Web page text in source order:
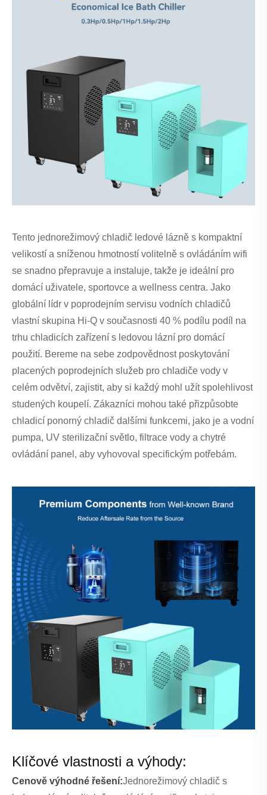
Tento jednorežimový chladič ledové lázně s kompaktní
velikostí a sníženou hmotností volitelně s ovládáním wifi
se snadno přepravuje a instaluje, takže je ideální pro
domácí uživatele, sportovce a wellness centra. Jako
globální lídr v poprodejním servisu vodních chladičů
vlastní skupina Hi-Q v současnosti 40 % podílu podíl na
trhu chladicích zařízení s ledovou lázní pro domácí
použití. Bereme na sebe zodpovědnost poskytování
placených poprodejních služeb pro chladiče vody v
celém odvětví, zajistit, aby si každý mohl užít spolehlivost
studených koupelí. Zákazníci mohou také přizpůsobte
chladicí ponorný chladič dalšími funkcemi, jako je a vodní
pumpa, UV sterilizační světlo, filtrace vody a chytré
ovládání panel, aby vyhovoval specifickým potřebám.
Klíčové vlastnosti a výhody:
Cenově výhodné řešení:Jednorežimový chladič s